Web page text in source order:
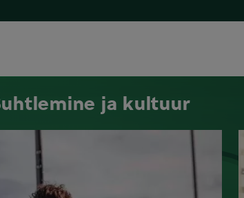
ja kultuur